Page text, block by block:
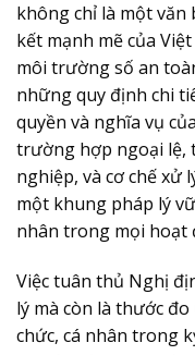
không chỉ là một văn
kết mạnh mẽ của
môi trường số an
những quy định chi
quyền và nghĩa vụ
trường hợp ngoại lệ,
nghiệp, và cơ chế xử
một khung pháp lý
nhân trong mọi hoạt
Việc tuân thủ Nghị
lý mà còn là thước
chức, cá nhân trong